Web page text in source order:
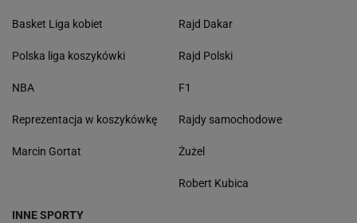
Basket Liga kobiet
Polska liga koszykówki
NBA
Reprezentacja w koszykówkę
Marcin Gortat
Rajd Dakar
Rajd Polski
F1
Rajdy samochodowe
Żużel
Robert Kubica
INNE SPORTY